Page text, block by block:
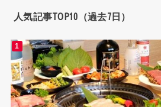
人気記事TOP10（過去7日）